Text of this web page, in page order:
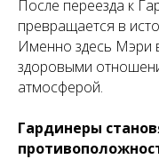
После переезда к
превращается в
Именно здесь Мэри
здоровыми
атмосферой.
Гардинеры